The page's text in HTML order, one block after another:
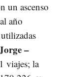
un ascenso
año
–
viajes; la